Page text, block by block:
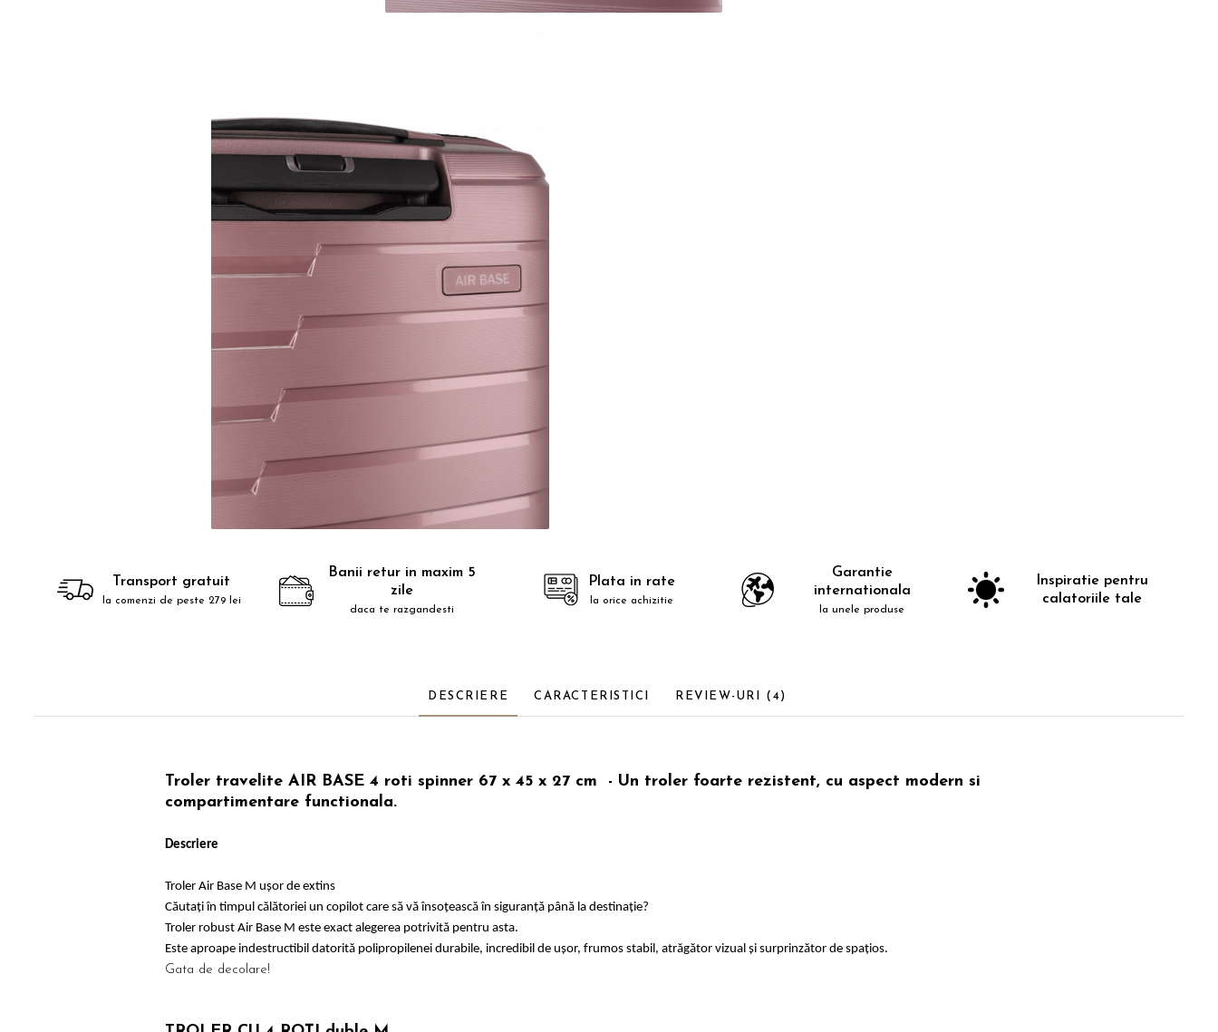
Transport gratuit
la comenzi de peste 279 lei
Banii retur in maxim 5
zile
daca te razgandesti
Plata in rate
la orice achizitie
Garantie
internationala
la unele produse
Inspiratie pentru
calatoriile tale
DESCRIERE CARACTERISTICI REVIEW-URI (4)
Troler travelite AIR BASE 4 roti spinner 67 x 45 x 27 cm - Un troler foarte rezistent, cu aspect modern si
compartimentare functionala.
Descriere
Troler Air Base M ușor de extins
Căutați în timpul călătoriei un copilot care să vă însoțească în siguranță până la destinație?
Troler robust Air Base M este exact alegerea potrivită pentru asta.
Este aproape indestructibil datorită polipropilenei durabile, incredibil de ușor, frumos stabil, atrăgător vizual și surprinzător de spațios.
Gata de decolare!